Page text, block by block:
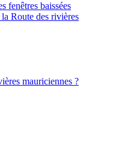
fenêtres baissées
Route des rivières
mauriciennes ?